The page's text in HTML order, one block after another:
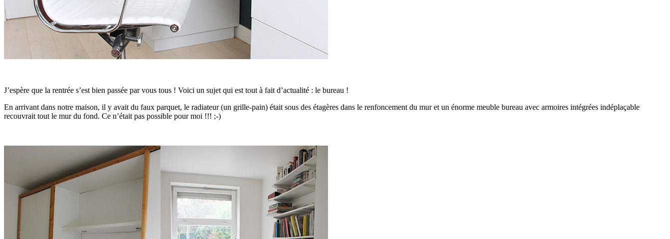
J’espère que la rentrée s’est bien passée par vous tous ! Voici un sujet qui est tout à fait d’actualité : le bureau !
En arrivant dans notre maison, il y avait du faux parquet, le radiateur (un grille-pain) était sous des étagères dans le renfoncement du mur et un énorme meuble bureau avec armoires intégrées indéplaçable
recouvrait tout le mur du fond. Ce n’était pas possible pour moi !!! ;-)